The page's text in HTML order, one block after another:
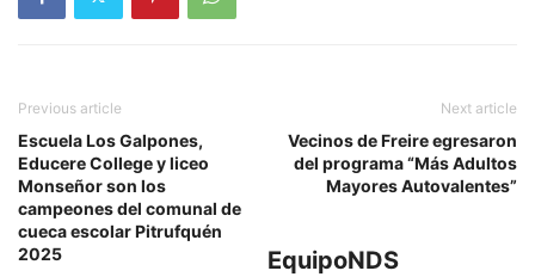
Previous article
Escuela Los Galpones,
Educere College y liceo
Monseñor son los
campeones del comunal de
cueca escolar Pitrufquén
2025
Next article
Vecinos de Freire egresaron
del programa “Más Adultos
Mayores Autovalentes”
EquipoNDS